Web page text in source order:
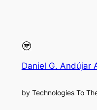
Daniel G. Andújar
by Technologies To